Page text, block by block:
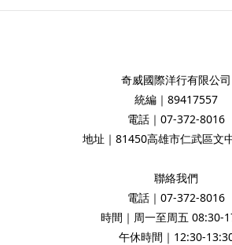
奇威國際洋行有限公司
統編｜89417557
電話｜07-372-8016
地址｜81450高雄市仁武區文
聯絡我們
電話｜07-372-8016
時間｜周一至周五 08:30-
午休時間｜12:30-